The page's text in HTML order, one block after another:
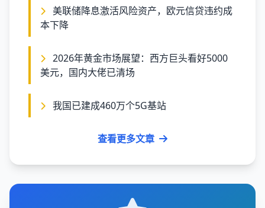
本下降
美元，国内大佬已清场
我国已建成460万个5G基站
查看更多文章